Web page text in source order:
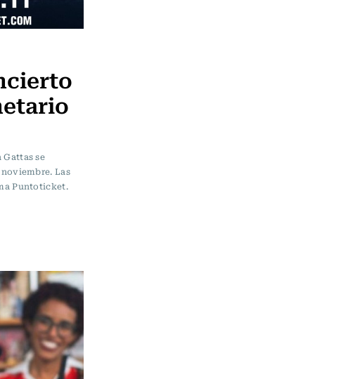
se
Las
Puntoticket.